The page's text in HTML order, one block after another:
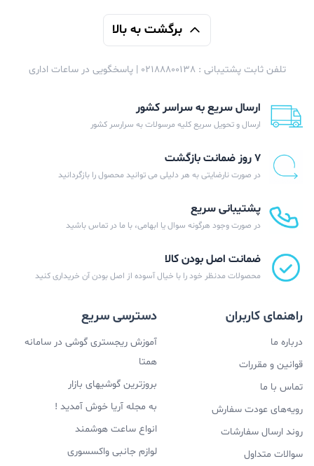
برگشت به بالا
تلفن ثابت پشتیبانی : 02188800138 | پاسخگویی در ساعات اداری
ارسال سریع به سراسر کشور
ارسال و تحویل سریع کلیه مرسولات به سرارسر کشور
۷ روز ضمانت بازگشت
در صورت نارضایتی به هر دلیلی می توانید محصول را بازگردانید
پشتیبانی سریع
در صورت وجود هرگونه سوال یا ابهامی، با ما در تماس باشید
ضمانت اصل بودن کالا
محصولات مدنظر خود را با خیال آسوده از اصل بودن آن خریداری کنید
راهنمای کاربران
درباره ما
قوانین و مقررات
تماس با ما
رویه‌های عودت سفارش
روند ارسال سفارشات
سوالات متداول
دسترسی سریع
آموزش ریجستری گوشی در سامانه
همتا
بروزترین گوشیهای بازار
به مجله آریا خوش آمدید !
انواع ساعت هوشمند
لوازم جانبی واکسسوری